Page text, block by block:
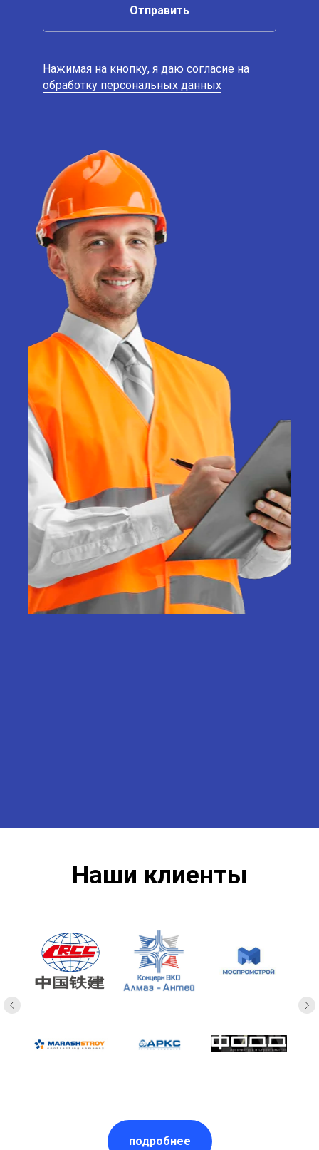
Отправить
Нажимая на кнопку, я даю согласие на
обработку персональных данных
Наши клиенты
подробнее